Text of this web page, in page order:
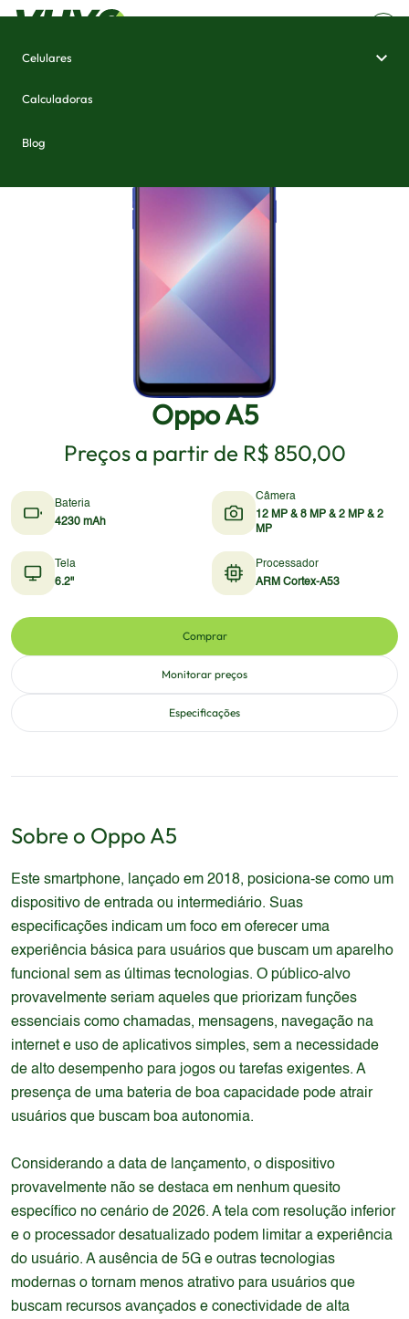
Celulares
Calculadoras
Blog
Oppo A5
Preços a partir de R$ 850,00
Bateria
4230 mAh
Câmera
12 MP & 8 MP & 2 MP & 2
MP
Tela
6.2"
Processador
ARM Cortex-A53
Comprar
Monitorar preços
Especificações
Sobre o Oppo A5
Este smartphone, lançado em 2018, posiciona-se como um
dispositivo de entrada ou intermediário. Suas
especificações indicam um foco em oferecer uma
experiência básica para usuários que buscam um aparelho
funcional sem as últimas tecnologias. O público-alvo
provavelmente seriam aqueles que priorizam funções
essenciais como chamadas, mensagens, navegação na
internet e uso de aplicativos simples, sem a necessidade
de alto desempenho para jogos ou tarefas exigentes. A
presença de uma bateria de boa capacidade pode atrair
usuários que buscam boa autonomia.
Considerando a data de lançamento, o dispositivo
provavelmente não se destaca em nenhum quesito
específico no cenário de 2026. A tela com resolução inferior
e o processador desatualizado podem limitar a experiência
do usuário. A ausência de 5G e outras tecnologias
modernas o tornam menos atrativo para usuários que
buscam recursos avançados e conectividade de alta